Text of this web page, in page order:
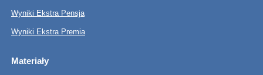
Wyniki Ekstra Pensja
Wyniki Ekstra Premia
Materiały